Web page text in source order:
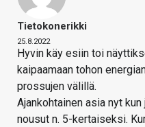
Tietokonerikki
25.8.2022
Hyvin käy esiin toi
kaipaamaan tohon
prossujen välillä.
Ajankohtainen asia nyt
nousut n. 5-kertaiseksi.